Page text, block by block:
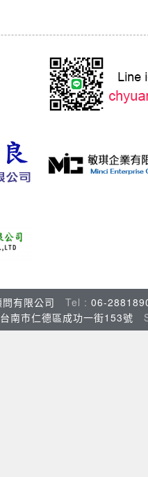
有限公司 Tel : 06-
南市仁德區成功一街153號